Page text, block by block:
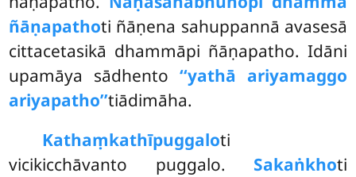
ñāṇapathoti ñāṇena sahuppannā avasesā
cittacetasikā dhammāpi ñāṇapatho. Idāni
upamāya sādhento ‘‘yathā ariyamaggo
ariyapatho’’tiādimāha.
Kathaṃkathīpuggaloti
vicikicchāvanto puggalo. Sakaṅkhoti